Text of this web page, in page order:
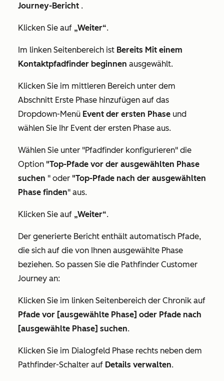
Journey-Bericht .
Klicken Sie auf „Weiter“.
Im linken Seitenbereich ist Bereits Mit einem
Kontaktpfadfinder beginnen ausgewählt.
Klicken Sie im mittleren Bereich unter dem
Abschnitt Erste Phase hinzufügen auf das
Dropdown-Menü Event der ersten Phase und
wählen Sie Ihr Event der ersten Phase aus.
Wählen Sie unter "Pfadfinder konfigurieren" die
Option "Top-Pfade vor der ausgewählten Phase
suchen " oder "Top-Pfade nach der ausgewählten
Phase finden" aus.
Klicken Sie auf „Weiter“.
Der generierte Bericht enthält automatisch Pfade,
die sich auf die von Ihnen ausgewählte Phase
beziehen. So passen Sie die Pathfinder Customer
Journey an:
Klicken Sie im linken Seitenbereich der Chronik auf
Pfade vor [ausgewählte Phase] oder Pfade nach
[ausgewählte Phase] suchen.
Klicken Sie im Dialogfeld Phase rechts neben dem
Pathfinder-Schalter auf Details verwalten.